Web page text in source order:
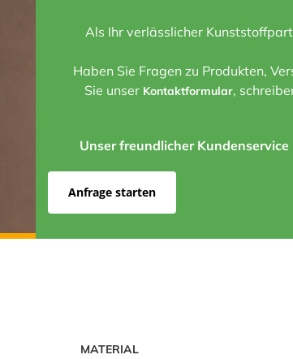
Als Ihr verlässlicher
Haben Sie Fragen zu Produkten,
Sie unser Kontaktformular,
Unser freundlicher
Anfrage starten
MATERIAL